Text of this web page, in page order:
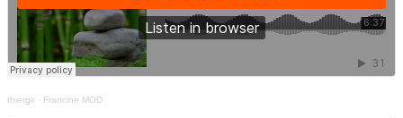
thiergir · Francine MOD